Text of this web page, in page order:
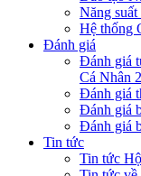
Năng
Hệ thống
Đánh giá
Đánh giá
Cá Nhân
Đánh giá
Đánh giá
Đánh giá
Tin tức
Tin tức